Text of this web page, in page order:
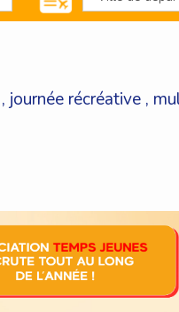
, journée récréative ,